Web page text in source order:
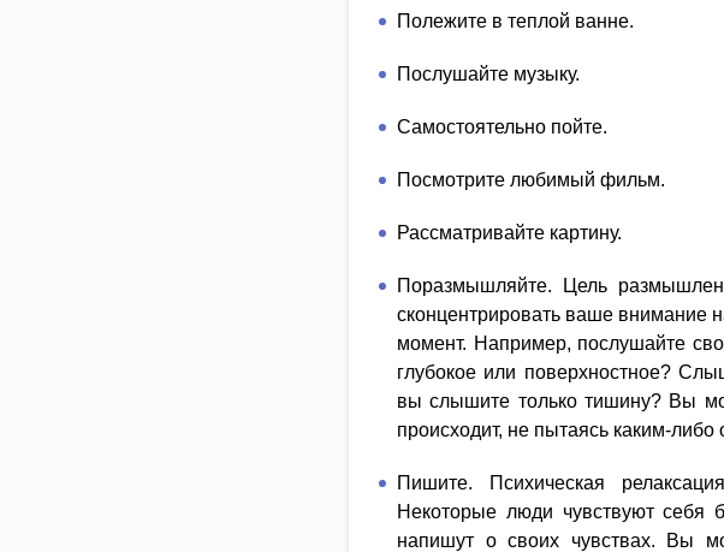
Полежите в теплой ванне.
Послушайте музыку.
Самостоятельно пойте.
Посмотрите любимый фильм.
Рассматривайте картину.
Поразмышляйте. Цель
сконцентрировать ваше внимание
момент. Например, послушайте
глубокое или поверхностное?
вы слышите только тишину? Вы
происходит, не пытаясь каким-либо
Пишите. Психическая
Некоторые люди чувствуют себя
напишут о своих чувствах. Вы